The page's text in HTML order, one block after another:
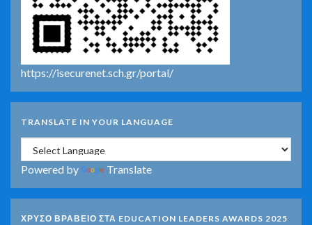
https://isecurenet.sch.gr/portal/
TRANSLATE IN YOUR LANGUAGE
Powered by Translate
ΧΡΥΣΟ ΒΡΑΒΕΙΟ ΣΤΑ EDUCATION LEADERS AWARDS 2025